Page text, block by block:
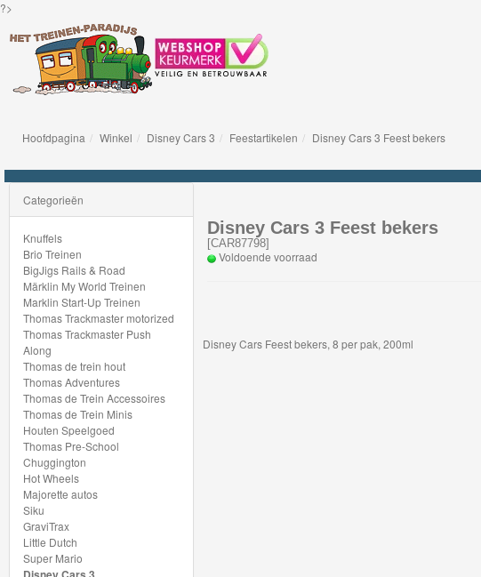
?>
Brio
Treinen
BigJigs
Rails
&
Road
Märklin
My
World
Treinen
Marklin
Start-
Up
Hoofdpagina
Winkel Disney Cars 3 Feestartikelen Disney Cars 3 Feest bekers
Disney Cars 3 Feest bekers
[CAR87798]
Voldoende voorraad
Disney Cars Feest bekers, 8 per pak, 200ml
Categorieën
Knuffels
Brio Treinen
BigJigs Rails & Road
Märklin My World Treinen
Marklin Start-Up Treinen
Thomas Trackmaster motorized
Thomas Trackmaster Push
Along
Thomas de trein hout
Thomas Adventures
Thomas de Trein Accessoires
Thomas de Trein Minis
Houten Speelgoed
Thomas Pre-School
Chuggington
Hot Wheels
Majorette autos
Siku
GraviTrax
Little Dutch
Super Mario